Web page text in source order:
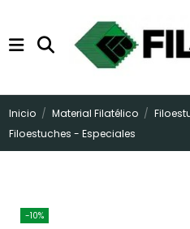
Inicio Material Filatélico
Filoestuches - Especiales
-10%